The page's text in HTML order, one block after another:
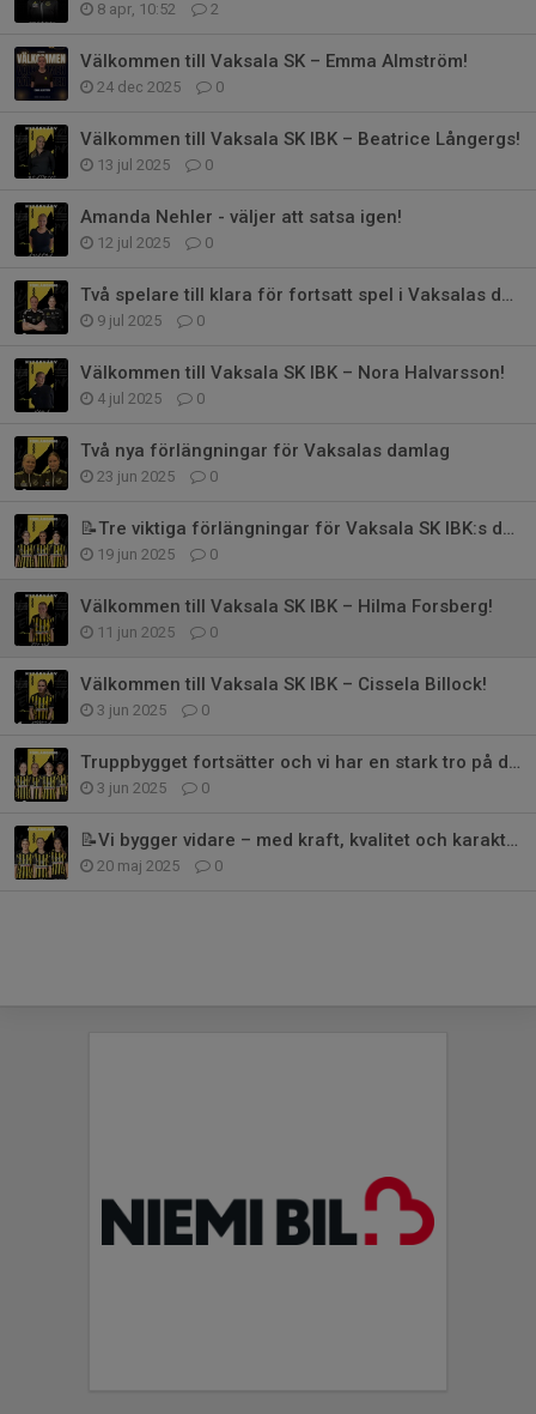
8 apr, 10:52 2
Välkommen till Vaksala SK – Emma Almström!
24 dec 2025 0
Välkommen till Vaksala SK IBK – Beatrice Långergs!
13 jul 2025 0
Amanda Nehler - väljer att satsa igen!
12 jul 2025 0
Två spelare till klara för fortsatt spel i Vaksalas damlag
9 jul 2025 0
Välkommen till Vaksala SK IBK – Nora Halvarsson!
4 jul 2025 0
Två nya förlängningar för Vaksalas damlag
23 jun 2025 0
📝Tre viktiga förlängningar för Vaksala SK IBK:s damlag
19 jun 2025 0
Välkommen till Vaksala SK IBK – Hilma Forsberg!
11 jun 2025 0
Välkommen till Vaksala SK IBK – Cissela Billock!
3 jun 2025 0
Truppbygget fortsätter och vi har en stark tro på det vi gör
3 jun 2025 0
📝Vi bygger vidare – med kraft, kvalitet och karaktär
20 maj 2025 0